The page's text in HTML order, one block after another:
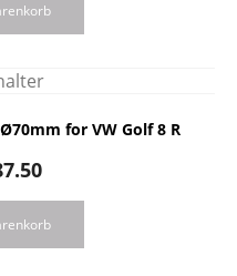
for VW Golf 8 R